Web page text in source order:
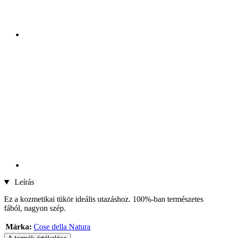
Leírás
Ez a kozmetikai tükör ideális utazáshoz. 100%-ban természetes
fából, nagyon szép.
Márka: Cose della Natura